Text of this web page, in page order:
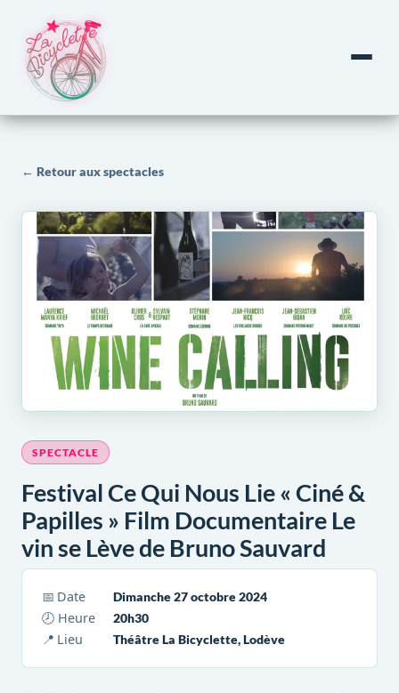
← Retour aux spectacles
SPECTACLE
Festival Ce Qui Nous Lie « Ciné &
Papilles » Film Documentaire Le
vin se Lève de Bruno Sauvard
📅 Date
Dimanche 27 octobre 2024
🕗 Heure
20h30
📍 Lieu
Théâtre La Bicyclette, Lodève